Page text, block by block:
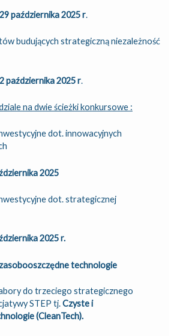
października 2025 r.
budujących strategiczną niezależność
października 2025 r.
na dwie ścieżki konkursowe :
dot. innowacyjnych
2025
dot. strategicznej
2025 r.
technologie
do trzeciego strategicznego
STEP tj.Czyste i
(CleanTech).